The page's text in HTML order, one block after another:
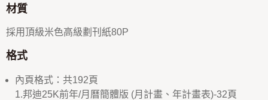
材質
採用頂級米色高級劃刊紙80P
格式
內頁格式：共192頁
1.邦迪25K前年/月曆簡體版 (月計畫、年計畫表)-32頁